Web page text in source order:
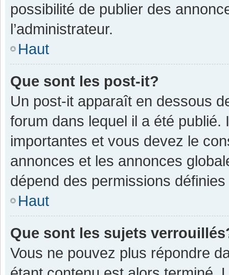
possibilité de publier des
l’administrateur.
Haut
Que sont les post-it?
Un post-it apparaît en dessous
forum dans lequel il a été
importantes et vous devez le
annonces et les annonces
dépend des permissions définies
Haut
Que sont les sujets
Vous ne pouvez plus répondre